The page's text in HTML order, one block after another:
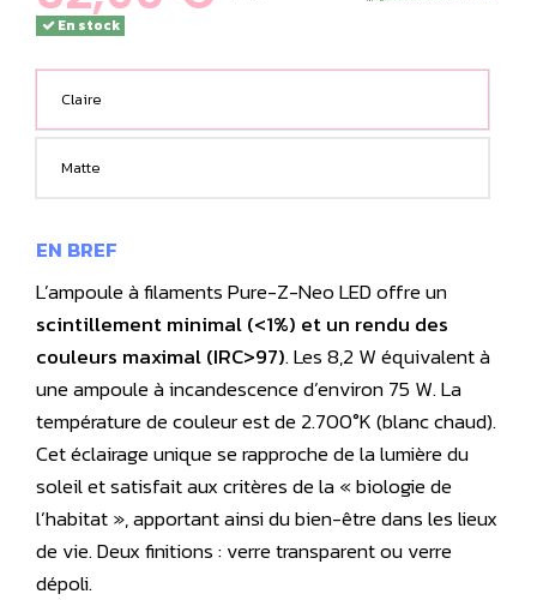
En stock
Claire
Matte
EN BREF
L’ampoule à filaments Pure-Z-Neo LED offre un
scintillement minimal (<1%) et un rendu des
couleurs maximal (IRC>97). Les 8,2 W équivalent à
une ampoule à incandescence d’environ 75 W. La
température de couleur est de 2.700°K (blanc chaud).
Cet éclairage unique se rapproche de la lumière du
soleil et satisfait aux critères de la « biologie de
l’habitat », apportant ainsi du bien-être dans les lieux
de vie. Deux finitions : verre transparent ou verre
dépoli.